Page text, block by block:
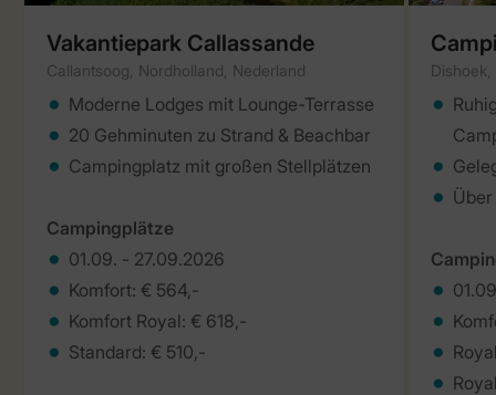
Vakantiepark Callassande
Callantsoog, Nordholland, Nederland
Moderne Lodges mit Lounge-Terrasse
20 Gehminuten zu Strand & Beachbar
Campingplatz mit großen Stellplätzen
Campingplätze
01.09. - 27.09.2026
Komfort: € 564,-
Komfort Royal: € 618,-
Standard: € 510,-